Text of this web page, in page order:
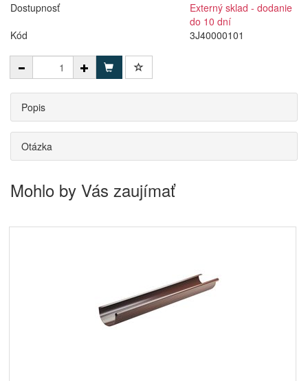
Dostupnosť
Externý sklad - dodanie
do 10 dní
Kód
3J40000101
Popis
Otázka
Mohlo by Vás zaujímať